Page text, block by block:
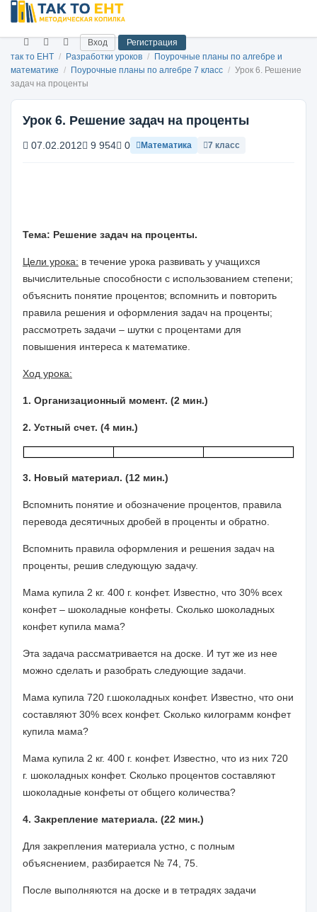
Вход
Регистрация
так то ЕНТ / Разработки уроков /
Поурочные планы по алгебре и
математике / Поурочные планы по алгебре 7 класс / Урок 6. Решение
задач на проценты
Урок 6. Решение задач на проценты
07.02.2012 9 954 0 Математика 7 класс
Тема: Решение задач на проценты.
Цели урока: в течение урока развивать у учащихся
вычислительные способности с использованием степени;
объяснить понятие процентов; вспомнить и повторить
правила решения и оформления задач на проценты;
рассмотреть задачи – шутки с процентами для
повышения интереса к математике.
Ход урока:
1. Организационный момент. (2 мин.)
2. Устный счет. (4 мин.)
3. Новый материал. (12 мин.)
Вспомнить понятие и обозначение процентов, правила
перевода десятичных дробей в проценты и обратно.
Вспомнить правила оформления и решения задач на
проценты, решив следующую задачу.
Мама купила 2 кг. 400 г. конфет. Известно, что 30% всех
конфет – шоколадные конфеты. Сколько шоколадных
конфет купила мама?
Эта задача рассматривается на доске. И тут же из нее
можно сделать и разобрать следующие задачи.
Мама купила 720 г.шоколадных конфет. Известно, что они
составляют 30% всех конфет. Сколько килограмм конфет
купила мама?
Мама купила 2 кг. 400 г. конфет. Известно, что из них 720
г. шоколадных конфет. Сколько процентов составляют
шоколадные конфеты от общего количества?
4. Закрепление материала. (22 мин.)
Для закрепления материала устно, с полным
объяснением, разбирается № 74, 75.
После выполняются на доске и в тетрадях задачи